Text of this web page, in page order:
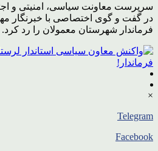
سرپرست معاونت سیاسی، امنیتی و
در گفت و گوی اختصاصی با خبرنگار
فرماندار شهرستان معمولان را رد کرد.
×
Telegram
Facebook